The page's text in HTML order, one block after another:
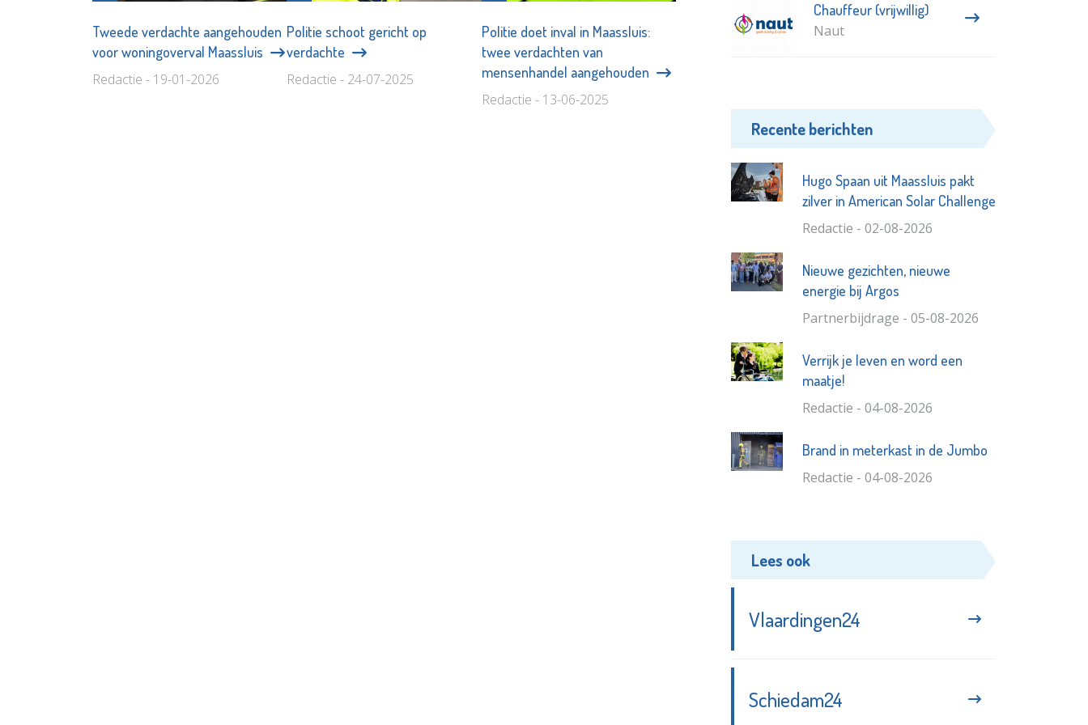
Tweede verdachte aangehouden
voor woningoverval Maassluis
Redactie - 19-01-2026
Politie schoot gericht op
verdachte
Redactie - 24-07-2025
Politie doet inval in Maassluis:
twee verdachten van
mensenhandel aangehouden
Redactie - 13-06-2025
Chauffeur (vrijwillig)
Naut
Recente berichten
Hugo Spaan uit Maassluis pakt
zilver in American Solar Challenge
Redactie - 02-08-2026
Nieuwe gezichten, nieuwe
energie bij Argos
Partnerbijdrage - 05-08-2026
Verrijk je leven en word een
maatje!
Redactie - 04-08-2026
Brand in meterkast in de Jumbo
Redactie - 04-08-2026
Lees ook
Vlaardingen24
Schiedam24